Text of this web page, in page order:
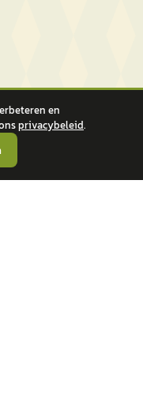
en
privacybeleid.